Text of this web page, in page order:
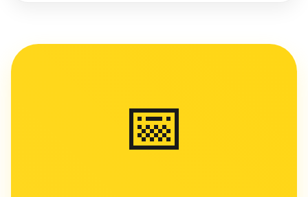
📅